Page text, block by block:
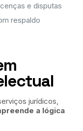
e disputas
respaldo
jurídicos,
a lógica